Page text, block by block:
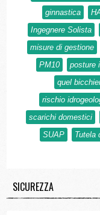
ginnastica
Ingegnere Solista
misure di gestione
PM10
posture
quel
rischio
scarichi domestici
SUAP
Tutela
SICUREZZA